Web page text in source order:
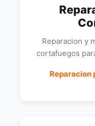
Reparacion y
cortafuegos